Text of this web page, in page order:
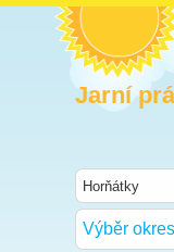
Jarní
Výběr